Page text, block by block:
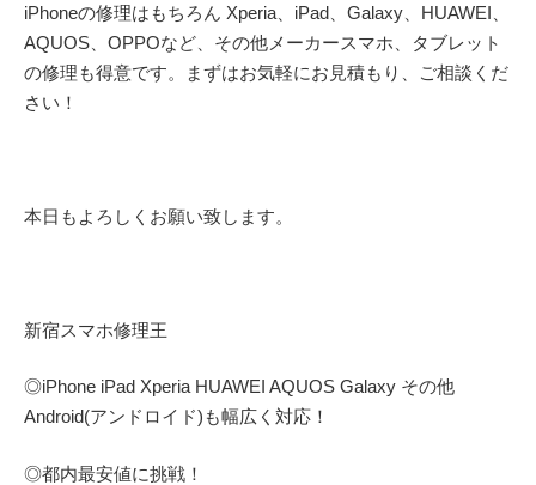
iPhoneの修理はもちろん Xperia、iPad、Galaxy、HUAWEI、
AQUOS、OPPOなど、その他メーカースマホ、タブレット
の修理も得意です。まずはお気軽にお見積もり、ご相談くだ
さい！
本日もよろしくお願い致します。
新宿スマホ修理王
◎iPhone iPad Xperia HUAWEI AQUOS Galaxy その他
Android(アンドロイド) も幅広く対応！
◎都内最安値に挑戦！